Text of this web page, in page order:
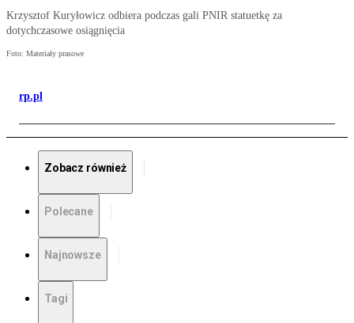
Krzysztof Kuryłowicz odbiera podczas gali PNIR statuetkę za
dotychczasowe osiągnięcia
Foto: Materiały prasowe
rp.pl
Zobacz również
Polecane
Najnowsze
Tagi